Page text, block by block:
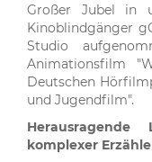
Großer Jubel in
Kinoblindgänger
Studio
Animationsfilm
Deutschen
und Jugendfilm".
komplexer